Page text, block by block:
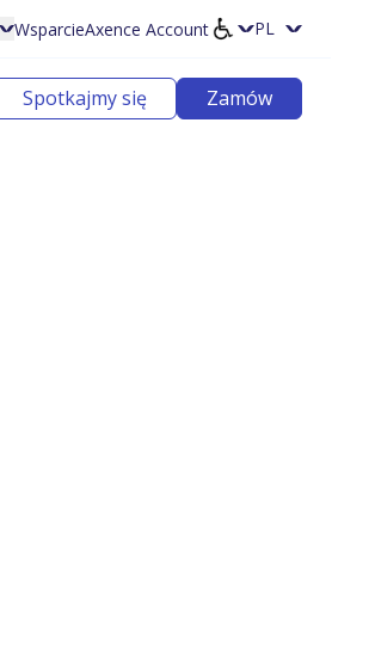
WsparcieAxence Account Wybierz
Spotkajmy się Zamów